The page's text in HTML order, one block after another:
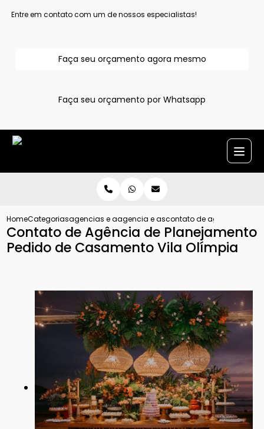
Entre em contato com um de nossos especialistas!
Faça seu orçamento agora mesmo
Faça seu orçamento por Whatsapp
HomeCategoriasagencias e assessoria para pedido de casamento
agencia e assessoria para pedido de
contato de agencia de
Contato de Agência de Planejamento
Pedido de Casamento Vila Olímpia